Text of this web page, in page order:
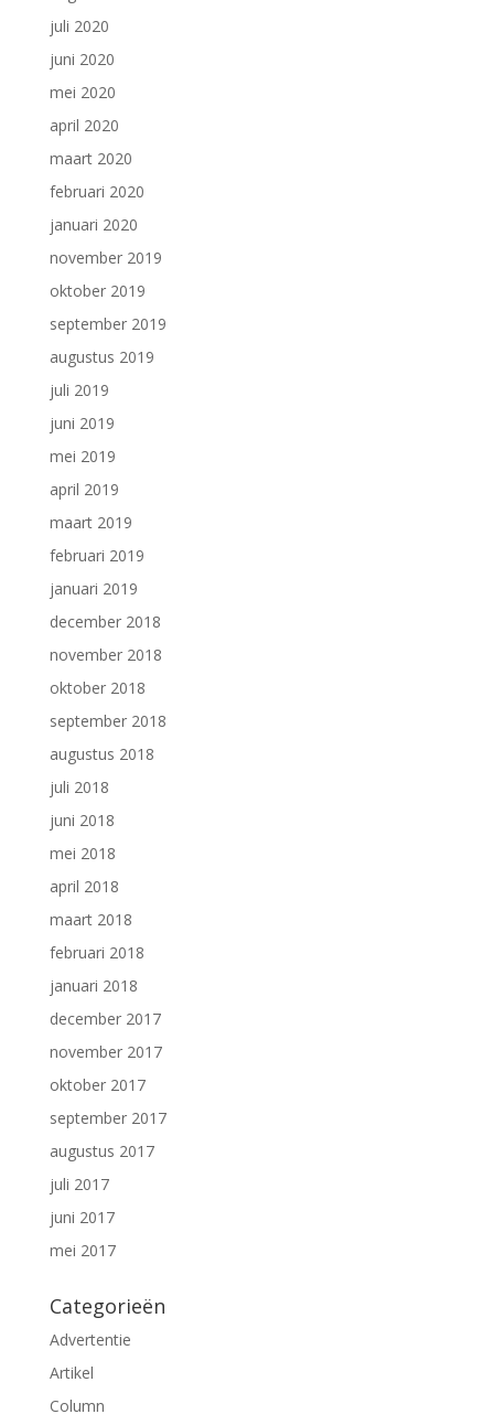
juli 2020
juni 2020
mei 2020
april 2020
maart 2020
februari 2020
januari 2020
november 2019
oktober 2019
september 2019
augustus 2019
juli 2019
juni 2019
mei 2019
april 2019
maart 2019
februari 2019
januari 2019
december 2018
november 2018
oktober 2018
september 2018
augustus 2018
juli 2018
juni 2018
mei 2018
april 2018
maart 2018
februari 2018
januari 2018
december 2017
november 2017
oktober 2017
september 2017
augustus 2017
juli 2017
juni 2017
mei 2017
Categorieën
Advertentie
Artikel
Column